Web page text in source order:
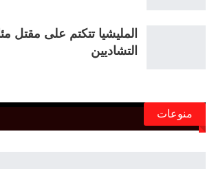
المليشيا تتكتم على مقتل
التشاديين
منوعات